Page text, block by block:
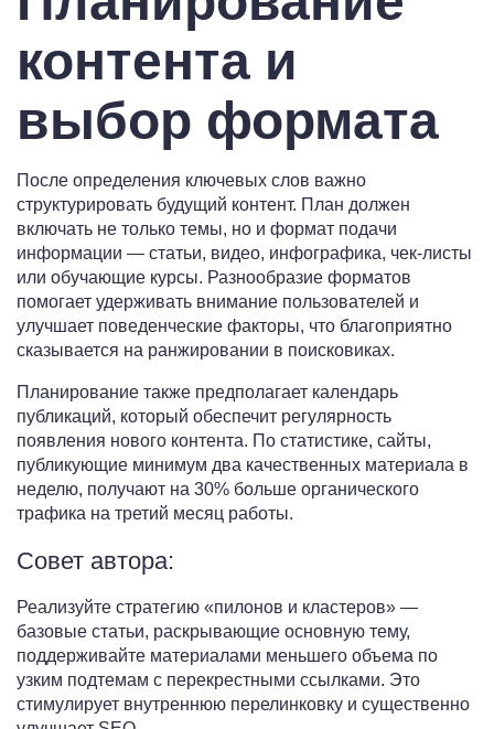
контента и
выбор формата
После определения ключевых слов важно
структурировать будущий контент. План должен
включать не только темы, но и формат подачи
информации — статьи, видео, инфографика, чек-листы
или обучающие курсы. Разнообразие форматов
помогает удерживать внимание пользователей и
улучшает поведенческие факторы, что благоприятно
сказывается на ранжировании в поисковиках.
Планирование также предполагает календарь
публикаций, который обеспечит регулярность
появления нового контента. По статистике, сайты,
публикующие минимум два качественных материала в
неделю, получают на 30% больше органического
трафика на третий месяц работы.
Совет автора:
Реализуйте стратегию «пилонов и кластеров» —
базовые статьи, раскрывающие основную тему,
поддерживайте материалами меньшего объема по
узким подтемам с перекрестными ссылками. Это
стимулирует внутреннюю перелинковку и существенно